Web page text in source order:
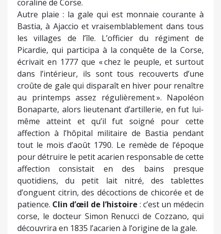
coraline de Corse.
Autre plaie : la gale qui est monnaie courante à
Bastia, à Ajaccio et vraisemblablement dans tous
les villages de l’île. L’officier du régiment de
Picardie, qui participa à la conquête de la Corse,
écrivait en 1777 que « chez le peuple, et surtout
dans l’intérieur, ils sont tous recouverts d’une
croûte de gale qui disparaît en hiver pour renaître
au printemps assez régulièrement ». Napoléon
Bonaparte, alors lieutenant d’artillerie, en fut lui-
même atteint et qu’il fut soigné pour cette
affection à l’hôpital militaire de Bastia pendant
tout le mois d’août 1790. Le remède de l’époque
pour détruire le petit acarien responsable de cette
affection consistait en des bains presque
quotidiens, du petit lait nitré, des tablettes
d’onguent citrin, des décoctions de chicorée et de
patience. Clin d’œil de l’histoire : c’est un médecin
corse, le docteur Simon Renucci de Cozzano, qui
découvrira en 1835 l’acarien à l’origine de la gale.